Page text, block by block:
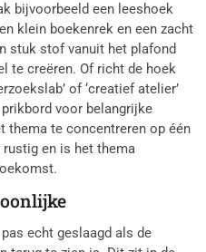
bijvoorbeeld een leeshoek
klein boekenrek en een zacht
stuk stof vanuit het plafond
te creëren. Of richt de hoek
of ‘creatief atelier’
voor belangrijke
thema te concentreren op één
en is het thema
echt geslaagd als de